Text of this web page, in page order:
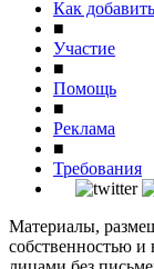
Как
■
Участие
■
Помощь
■
Реклама
■
Требования
Материалы,
собственностью